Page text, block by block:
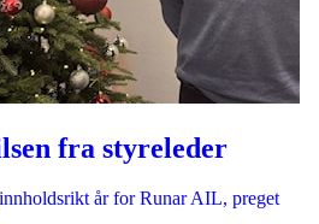
fra styreleder
år for Runar AIL, preget